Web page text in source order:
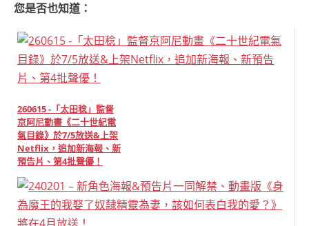
您是否也知道：
260615 -「太田稔」監督
京阿尼動畫《二十世紀電
氣目錄》於7/5放送&上架
Netflix，追加新海報、新
預告片、第4批聲優！